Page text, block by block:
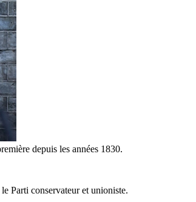
depuis les années 1830.
Parti conservateur et unioniste.